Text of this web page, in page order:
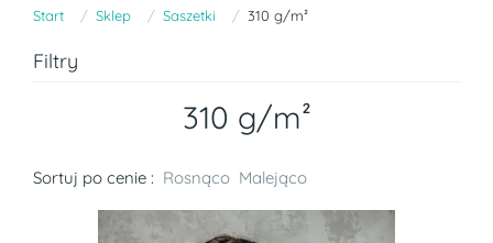
Start Sklep Saszetki 310 g/m²
Filtry
310 g/m²
Sortuj po cenie : Rosnąco Malejąco